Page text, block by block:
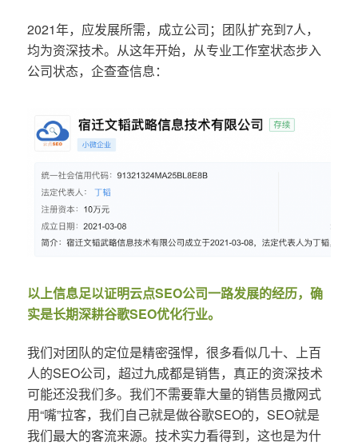
2021年，应发展所需，成立公司；团队扩充到7人，
均为资深技术。从这年开始，从专业工作室状态步入
公司状态，企查查信息：
以上信息足以证明云点SEO公司一路发展的经历，确
实是长期深耕谷歌SEO优化行业。
我们对团队的定位是精密强悍，很多看似几十、上百
人的SEO公司，超过九成都是销售，真正的资深技术
可能还没我们多。我们不需要靠大量的销售员撒网式
用“嘴”拉客，我们自己就是做谷歌SEO的，SEO就是
我们最大的客流来源。技术实力看得到，这也是为什